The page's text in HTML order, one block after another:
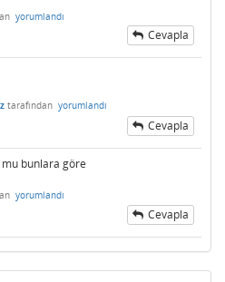
yorumlandı
Cevapla
tarafından yorumlandı
Cevapla
mu bunlara göre
yorumlandı
Cevapla